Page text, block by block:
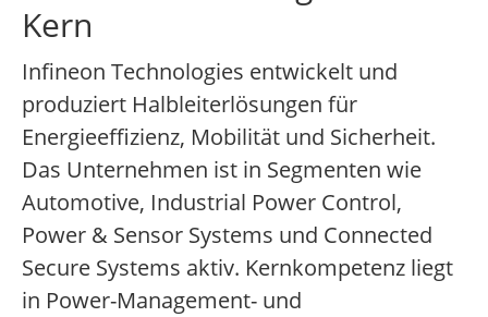
Kern
Infineon Technologies entwickelt und
produziert Halbleiterlösungen für
Energieeffizienz, Mobilität und Sicherheit.
Das Unternehmen ist in Segmenten wie
Automotive, Industrial Power Control,
Power & Sensor Systems und Connected
Secure Systems aktiv. Kernkompetenz liegt
in Power-Management- und